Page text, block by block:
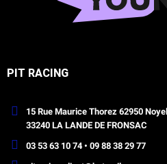
PIT RACING
15 Rue Maurice Thorez 62950
33240 LA LANDE DE FRONSAC
03 53 63 10 74 • 09 88 38 29 77